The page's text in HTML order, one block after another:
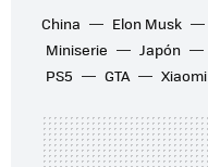
China
Elon Musk
Miniserie
Japón
PS5
GTA Xiaomi